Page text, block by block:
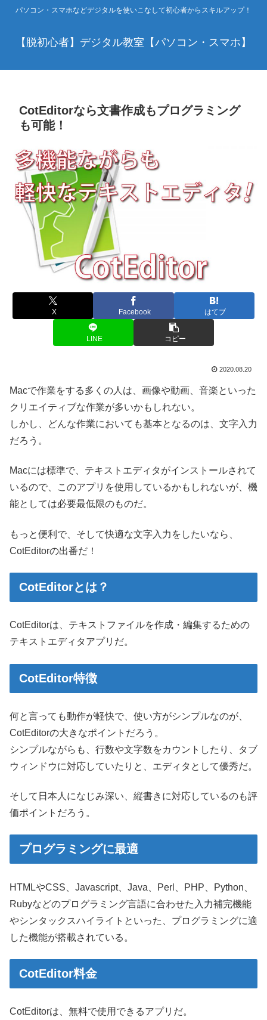
パソコン・スマホなどデジタルを使いこなして初心者からスキルアップ！
【脱初心者】デジタル教室【パソコン・スマホ】
CotEditorなら文書作成もプログラミング
も可能！
X Facebook はてブ
LINE コピー
2020.08.20
Macで作業をする多くの人は、画像や動画、音楽といった
クリエイティブな作業が多いかもしれない。
しかし、どんな作業においても基本となるのは、文字入力
だろう。
Macには標準で、テキストエディタがインストールされて
いるので、このアプリを使用しているかもしれないが、機
能としては必要最低限のものだ。
もっと便利で、そして快適な文字入力をしたいなら、
CotEditorの出番だ！
CotEditorとは？
CotEditorは、テキストファイルを作成・編集するための
テキストエディタアプリだ。
CotEditor特徴
何と言っても動作が軽快で、使い方がシンプルなのが、
CotEditorの大きなポイントだろう。
シンプルながらも、行数や文字数をカウントしたり、タブ
ウィンドウに対応していたりと、エディタとして優秀だ。
そして日本人になじみ深い、縦書きに対応しているのも評
価ポイントだろう。
プログラミングに最適
HTMLやCSS、Javascript、Java、Perl、PHP、Python、
Rubyなどのプログラミング言語に合わせた入力補完機能
やシンタックスハイライトといった、プログラミングに適
した機能が搭載されている。
CotEditor料金
CotEditorは、無料で使用できるアプリだ。